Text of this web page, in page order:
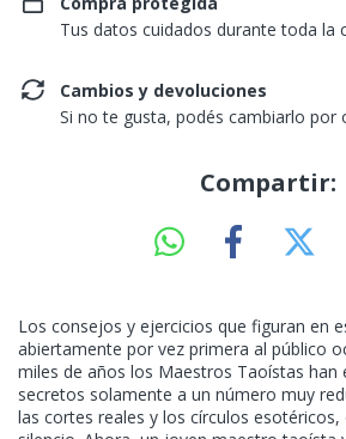
Tus datos cuidados durante toda la
Cambios y devoluciones
Si no te gusta, podés cambiarlo por
Compartir:
Los consejos y ejercicios que figuran en
abiertamente por vez primera al público
miles de años los Maestros Taoístas han
secretos solamente a un número muy
las cortes reales y los círculos